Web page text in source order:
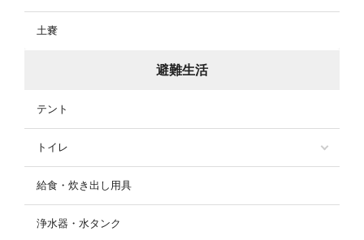
土嚢
避難生活
テント
トイレ
給食・炊き出し用具
浄水器・水タンク